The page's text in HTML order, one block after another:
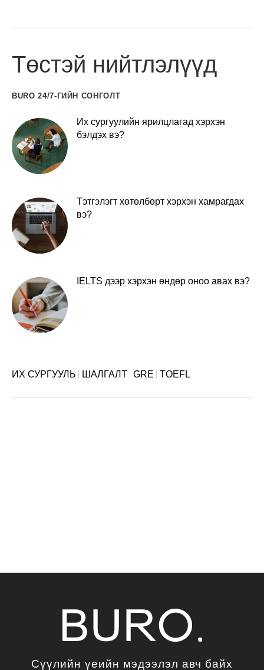
Төстэй нийтлэлүүд
BURO 24/7-ГИЙН СОНГОЛТ
Их сургуулийн ярилцлагад хэрхэн
бэлдэх вэ?
Тэтгэлэгт хөтөлбөрт хэрхэн хамрагдах
вэ?
IELTS дээр хэрхэн өндөр оноо авах вэ?
ИХ СУРГУУЛЬ ШАЛГАЛТ GRE TOEFL
Сүүлийн үеийн мэдээлэл авч байх